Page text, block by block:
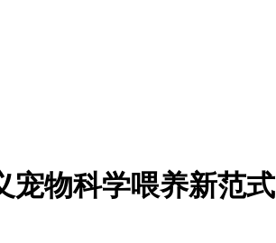
宠物科学喂养新范式